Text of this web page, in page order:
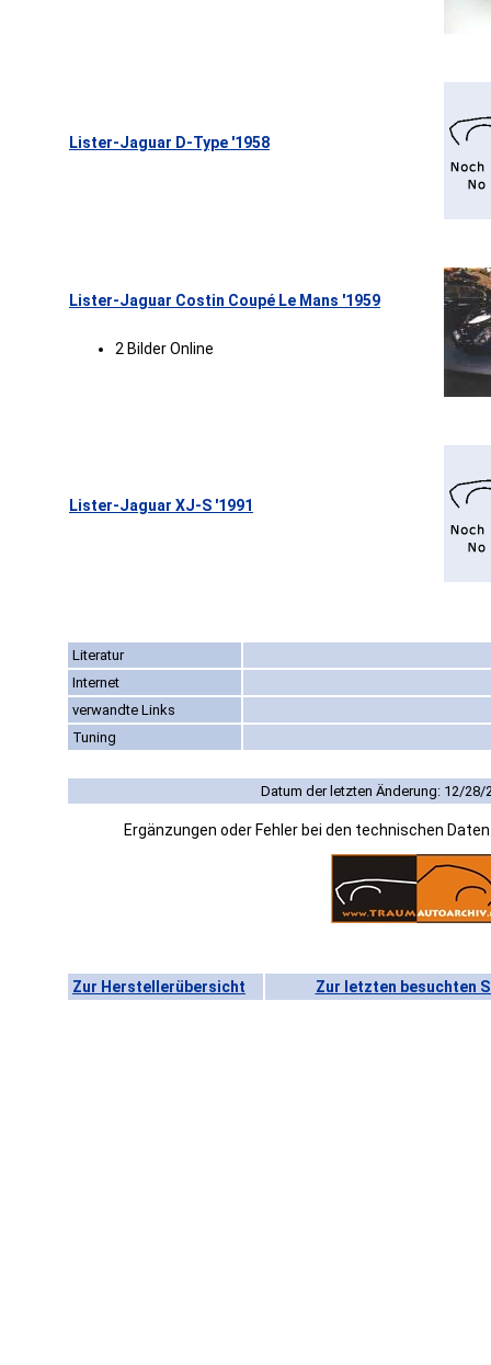
Lister-Jaguar D-Type '1958
Lister-Jaguar Costin Coupé Le Mans '1959
2 Bilder Online
Lister-Jaguar XJ-S '1991
Literatur
Internet
verwandte Links
Tuning
Datum der letzten Änderung: 12/28/
Ergänzungen oder Fehler bei den technischen
Zur Herstellerübersicht Zur letzten besuchten